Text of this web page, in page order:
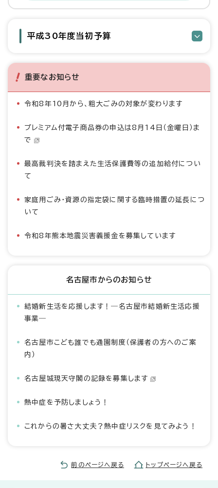
平成30年度当初予算
重要なお知らせ
令和8年10月から、粗大ごみの対象が変わります
プレミアム付電子商品券の申込は8月14日（金曜日）ま
で
最高裁判決を踏まえた生活保護費等の追加給付につい
て
家庭用ごみ・資源の指定袋に関する臨時措置の延長につ
いて
令和8年熊本地震災害義援金を募集しています
名古屋市からのお知らせ
結婚新生活を応援します！―名古屋市結婚新生活応援
事業―
名古屋市こども誰でも通園制度（保護者の方へのご案
内）
名古屋城現天守閣の記録を募集します
熱中症を予防しましょう！
これからの暑さ大丈夫？熱中症リスクを見てみよう！
前のページへ戻る トップページへ戻る